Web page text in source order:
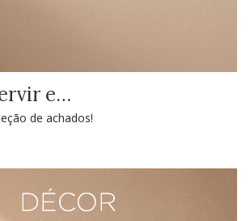
e…
de achados!